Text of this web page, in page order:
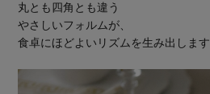
丸とも四角とも違う
やさしいフォルムが、
食卓にほどよいリズムを生み出します